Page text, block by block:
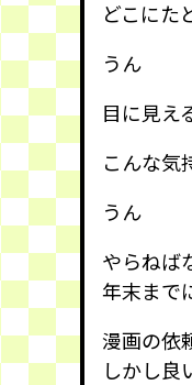
どこにた
うん
目に見え
こんな気
うん
やらねば
年末まで
漫画の依
しかし良